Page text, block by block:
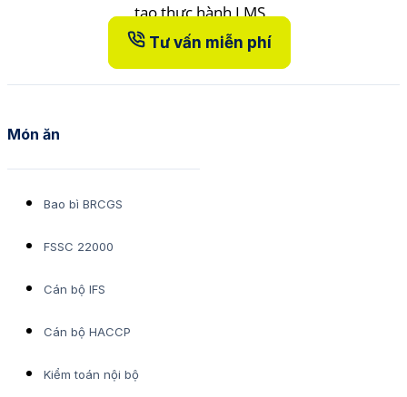
Tư vấn miễn phí
Món ăn
Bao bì BRCGS
FSSC 22000
Cán bộ IFS
Cán bộ HACCP
Kiểm toán nội bộ